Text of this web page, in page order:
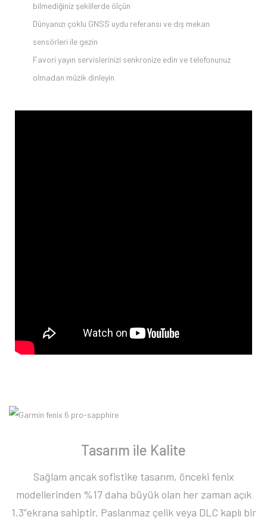
bilmediğiniz şekillerde ölçün
Dünyanızı çoklu GNSS uydu referansı ve dış mekan
sensörleri ile gezin
Favori yayın servislerinizi senkronize edin ve telefonunuz
olmadan müzik dinleyin
Tasarım ile Kalite
Sağlam ancak sofistike tasarım, önceki fenix
modellerinden %17 daha büyük olan her zaman açık
1.3”ekrana sahiptir. Paslanmaz çelik veya DLC kaplı bir